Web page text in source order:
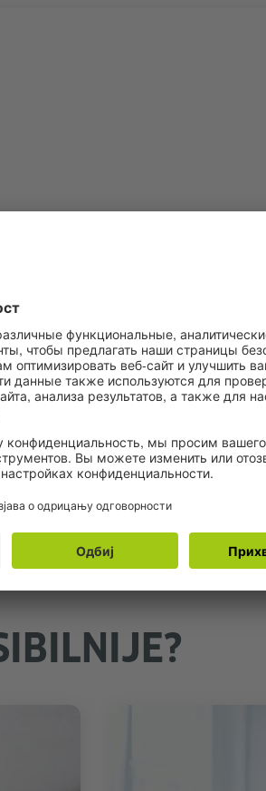
slučaju je potrebno da se